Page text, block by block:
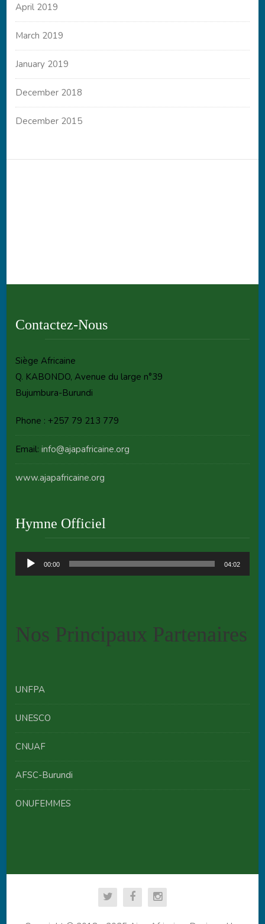
April 2019
March 2019
January 2019
December 2018
December 2015
Contactez-Nous
Siège Africaine
Q. KABONDO, Avenue du large n°39
Bujumbura-Burundi
Phone : +257 79 213 779
Email:info@ajapafricaine.org
www.ajapafricaine.org
Hymne Officiel
Audio
Player
00:00 04:02
Nos Principaux Partenaires
UNFPA
UNESCO
CNUAF
AFSC-Burundi
ONUFEMMES